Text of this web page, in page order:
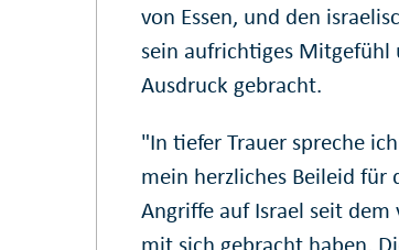
von Essen, und den
sein aufrichtiges Mitgefühl
Ausdruck gebracht.
"In tiefer Trauer spreche
mein herzliches Beileid für
Angriffe auf Israel seit
mit sich gebracht haben.